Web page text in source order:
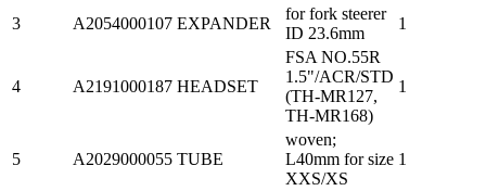
3 A2054000107 EXPANDER
for fork steerer
ID 23.6mm
1
4 A2191000187 HEADSET
FSA NO.55R
1.5"/ACR/STD
(TH-MR127,
TH-MR168)
1
5 A2029000055 TUBE
woven;
L40mm for size
XXS/XS
1